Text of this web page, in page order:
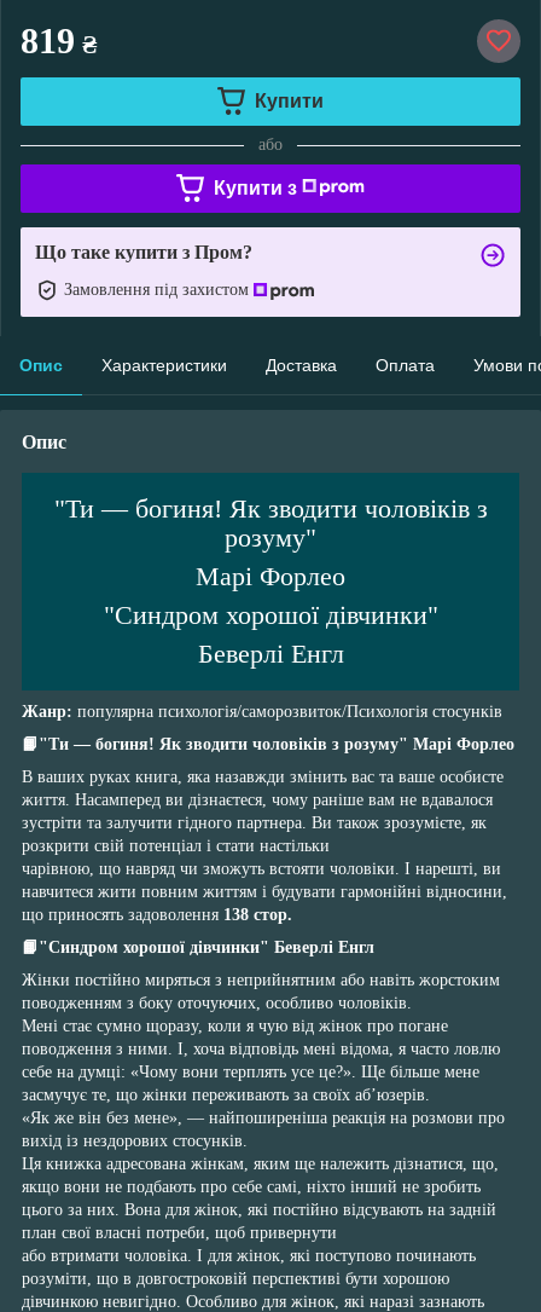
819 ₴
Купити
або
Купити з
Що таке купити з Пром?
Замовлення під захистом
Опис Характеристики Доставка Оплата Умови
Опис
"Ти — богиня! Як зводити чоловіків з
розуму"
Марі Форлео
"Синдром хорошої дівчинки"
Беверлі Енгл
Жанр: популярна психологія/саморозвиток/Психологія стосунків
📙"Ти — богиня! Як зводити чоловіків з розуму" Марі Форлео
В ваших руках книга, яка назавжди змінить вас та ваше особисте
життя. Насамперед ви дізнаєтеся, чому раніше вам не вдавалося
зустріти та залучити гідного партнера. Ви також зрозумієте, як
розкрити свій потенціал і стати настільки
чарівною, що навряд чи зможуть встояти чоловіки. І нарешті, ви
навчитеся жити повним життям і будувати гармонійні відносини,
що приносять задоволення 138 стор.
📙"Синдром хорошої дівчинки" Беверлі Енгл
Жінки постійно миряться з неприйнятним або навіть жорстоким
поводженням з боку оточуючих, особливо чоловіків.
Мені стає сумно щоразу, коли я чую від жінок про погане
поводження з ними. І, хоча відповідь мені відома, я часто ловлю
себе на думці: «Чому вони терплять усе це?». Ще більше мене
засмучує те, що жінки переживають за своїх аб’юзерів.
«Як же він без мене», — найпоширеніша реакція на розмови про
вихід із нездорових стосунків.
Ця книжка адресована жінкам, яким ще належить дізнатися, що,
якщо вони не подбають про себе самі, ніхто інший не зробить
цього за них. Вона для жінок, які постійно відсувають на задній
план свої власні потреби, щоб привернути
або втримати чоловіка. І для жінок, які поступово починають
розуміти, що в довгостроковій перспективі бути хорошою
дівчинкою невигідно. Особливо для жінок, які наразі зазнають